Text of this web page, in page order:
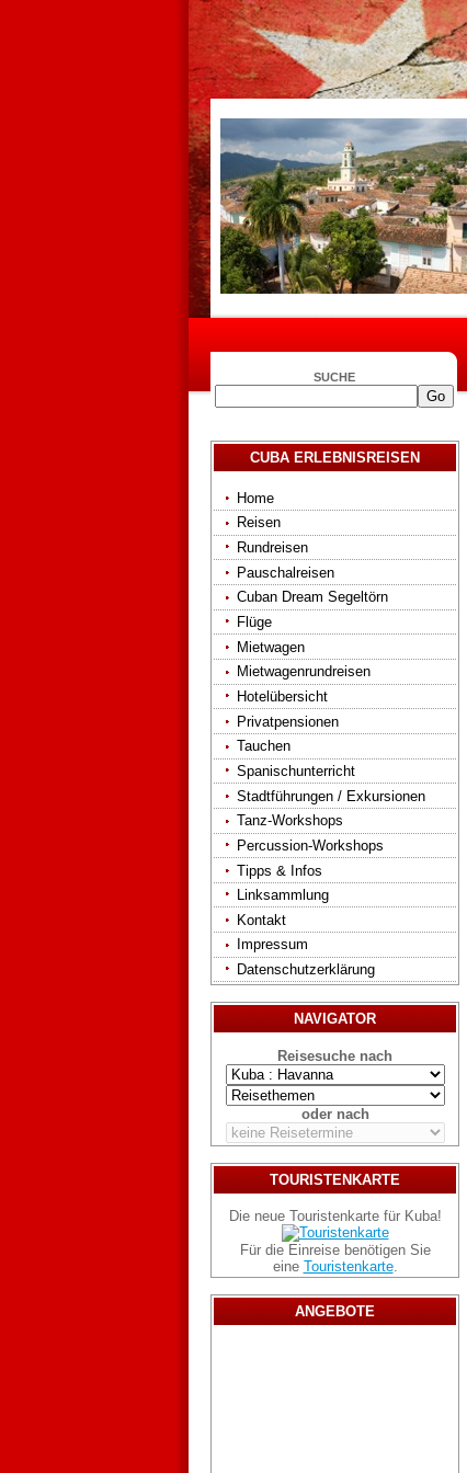
SUCHE
CUBA ERLEBNISREISEN
Home
Reisen
Rundreisen
Pauschalreisen
Cuban Dream Segeltörn
Flüge
Mietwagen
Mietwagenrundreisen
Hotelübersicht
Privatpensionen
Tauchen
Spanischunterricht
Stadtführungen / Exkursionen
Tanz-Workshops
Percussion-Workshops
Tipps & Infos
Linksammlung
Kontakt
Impressum
Datenschutzerklärung
NAVIGATOR
Reisesuche nach
oder nach
TOURISTENKARTE
Die neue Touristenkarte für Kuba!
Für die Einreise benötigen Sie
eine Touristenkarte.
ANGEBOTE